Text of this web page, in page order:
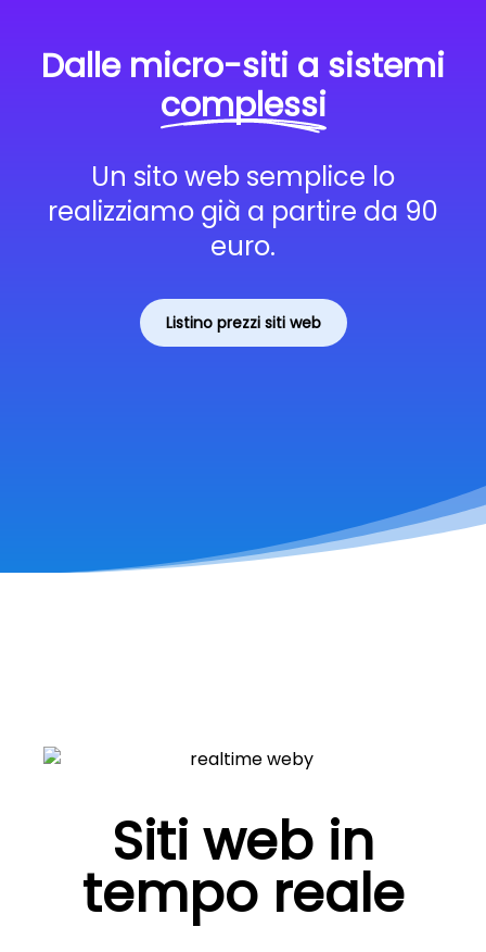
Dalle micro-siti a sistemi
complessi
Un sito web semplice lo
realizziamo già a partire da 90
euro.
Listino prezzi siti web
Siti web in
tempo reale